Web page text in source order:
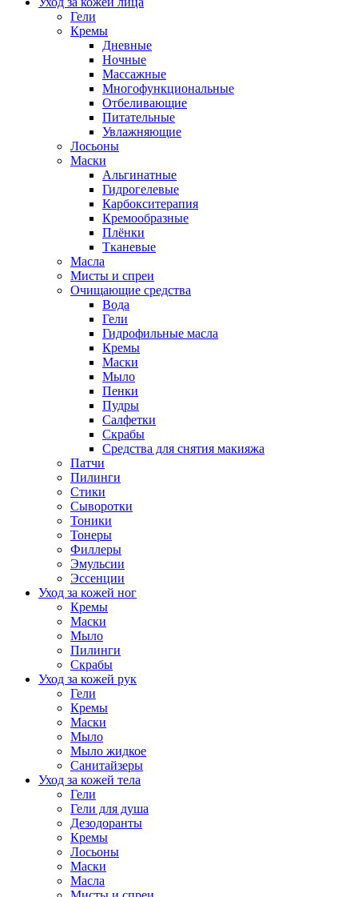
Гели
Кремы
Дневные
Ночные
Массажные
Многофункциональные
Отбеливающие
Питательные
Увлажняющие
Лосьоны
Маски
Альгинатные
Гидрогелевые
Карбокситерапия
Кремообразные
Плёнки
Тканевые
Масла
Мисты и спреи
Очищающие средства
Вода
Гели
Гидрофильные масла
Кремы
Маски
Мыло
Пенки
Пудры
Салфетки
Скрабы
Средства для снятия макияжа
Патчи
Пилинги
Стики
Сыворотки
Тоники
Тонеры
Филлеры
Эмульсии
Эссенции
Уход за кожей ног
Кремы
Маски
Мыло
Пилинги
Скрабы
Уход за кожей рук
Гели
Кремы
Маски
Мыло
Мыло жидкое
Санитайзеры
Уход за кожей тела
Гели
Гели для душа
Дезодоранты
Кремы
Лосьоны
Маски
Масла